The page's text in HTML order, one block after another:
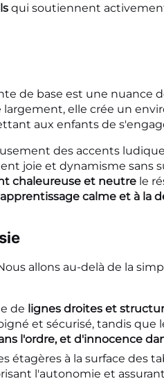
qui soutiennent
de base est une nuance
elle crée un
aux enfants de
des accents
joie et dynamisme sans
chaleureuse et neutre le
calme et à la
allons au-delà de la
de lignes droites et
et sécurisé, tandis
l'ordre, et d'innocence
étagères à la surface des
l'autonomie et